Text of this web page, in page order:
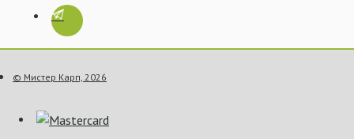
© Мистер Карп, 2026